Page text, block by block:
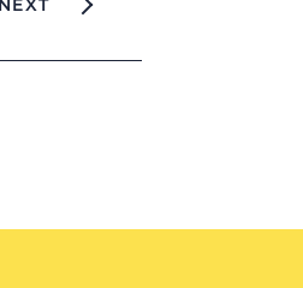
NEXT